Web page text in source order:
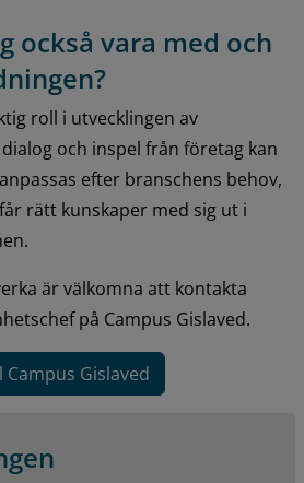
också vara med och
roll i utvecklingen av
och inspel från företag kan
efter branschens behov,
rätt kunskaper med sig ut i
är välkomna att kontakta
på Campus Gislaved.
Gislaved